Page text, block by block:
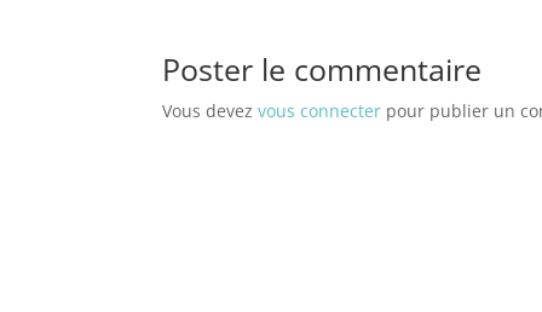
Poster le commentaire
Vous devezvous connecter pour publier un